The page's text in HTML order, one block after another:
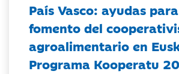
País Vasco: ayudas
fomento del
agroalimentario en
Programa Kooperatu